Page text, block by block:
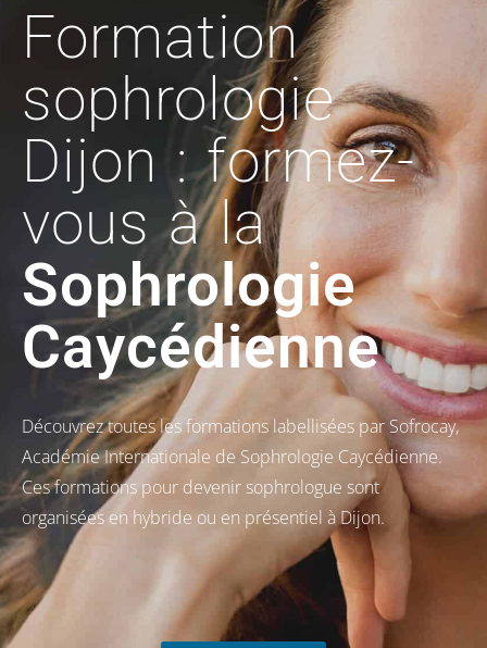
Formation
sophrologie
Dijon : formez-
vous à la
Sophrologie
Caycédienne
Découvrez toutes les formations labellisées par Sofrocay,
Académie Internationale de Sophrologie Caycédienne.
Ces formations pour devenir sophrologue sont
organisées en hybride ou en présentiel à Dijon.